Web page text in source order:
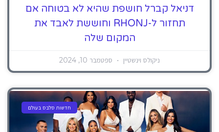
דניאל קברל חושפת שהיא לא בטוחה אם
תחזור ל-RHONJ וחוששת לאבד את
המקום שלה
ניקולס וינשטיין ספטמבר 10, 2024
חדשות סלבס בעולם